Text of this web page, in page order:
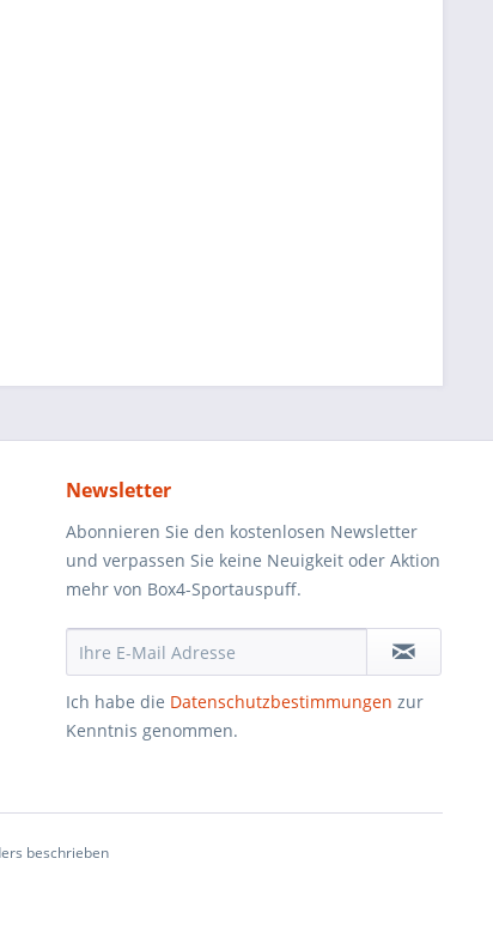
Newsletter
Abonnieren Sie den kostenlosen Newsletter
und verpassen Sie keine Neuigkeit oder Aktion
mehr von Box4-Sportauspuff.
Ich habe die Datenschutzbestimmungen zur
Kenntnis genommen.
beschrieben